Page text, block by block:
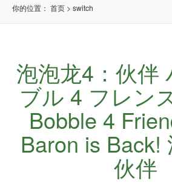
你的位置： 首页 > switch
泡泡龙4：伙伴
ブル 4 フレン
Bobble 4
Baron is Back!
伙伴